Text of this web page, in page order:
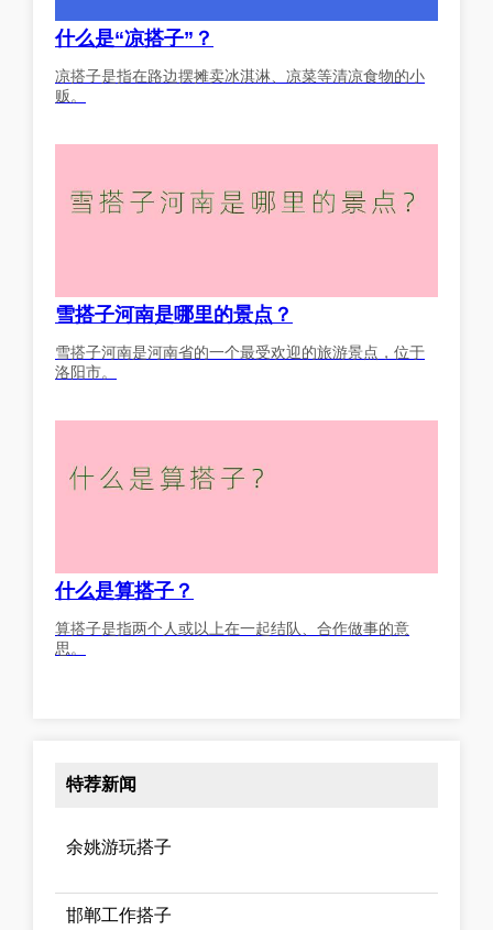
什么是“凉搭子”？
凉搭子是指在路边摆摊卖冰淇淋、凉菜等清凉食物的小
贩。
雪搭子河南是哪里的景点？
雪搭子河南是河南省的一个最受欢迎的旅游景点，位于
洛阳市。
什么是算搭子？
算搭子是指两个人或以上在一起结队、合作做事的意
思。
特荐新闻
余姚游玩搭子
邯郸工作搭子